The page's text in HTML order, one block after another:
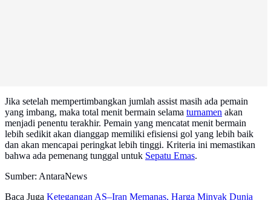
Jika setelah mempertimbangkan jumlah assist masih ada pemain
yang imbang, maka total menit bermain selama turnamen akan
menjadi penentu terakhir. Pemain yang mencatat menit bermain
lebih sedikit akan dianggap memiliki efisiensi gol yang lebih baik
dan akan mencapai peringkat lebih tinggi. Kriteria ini memastikan
bahwa ada pemenang tunggal untuk Sepatu Emas.
Sumber: AntaraNews
Baca Juga Ketegangan AS–Iran Memanas, Harga Minyak Dunia